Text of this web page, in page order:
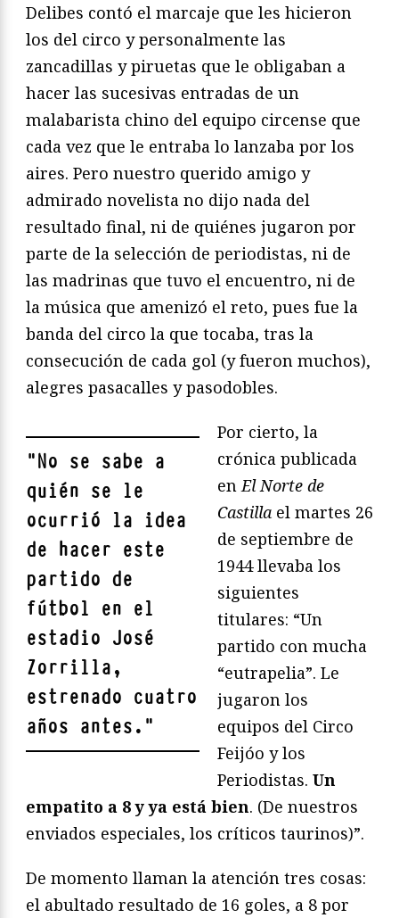
Delibes contó el marcaje que les hicieron
los del circo y personalmente las
zancadillas y piruetas que le obligaban a
hacer las sucesivas entradas de un
malabarista chino del equipo circense que
cada vez que le entraba lo lanzaba por los
aires. Pero nuestro querido amigo y
admirado novelista no dijo nada del
resultado final, ni de quiénes jugaron por
parte de la selección de periodistas, ni de
las madrinas que tuvo el encuentro, ni de
la música que amenizó el reto, pues fue la
banda del circo la que tocaba, tras la
consecución de cada gol (y fueron muchos),
alegres pasacalles y pasodobles.
"No se sabe a
quién se le
ocurrió la idea
de hacer este
partido de
fútbol en el
estadio José
Zorrilla,
estrenado cuatro
años antes. "
Por cierto, la
crónica publicada
en El Norte de
Castilla el martes 26
de septiembre de
1944 llevaba los
siguientes
titulares: “Un
partido con mucha
“eutrapelia”. Le
jugaron los
equipos del Circo
Feijóo y los
Periodistas. Un
empatito a 8 y ya está bien. (De nuestros
enviados especiales, los críticos taurinos)”.
De momento llaman la atención tres cosas:
el abultado resultado de 16 goles, a 8 por